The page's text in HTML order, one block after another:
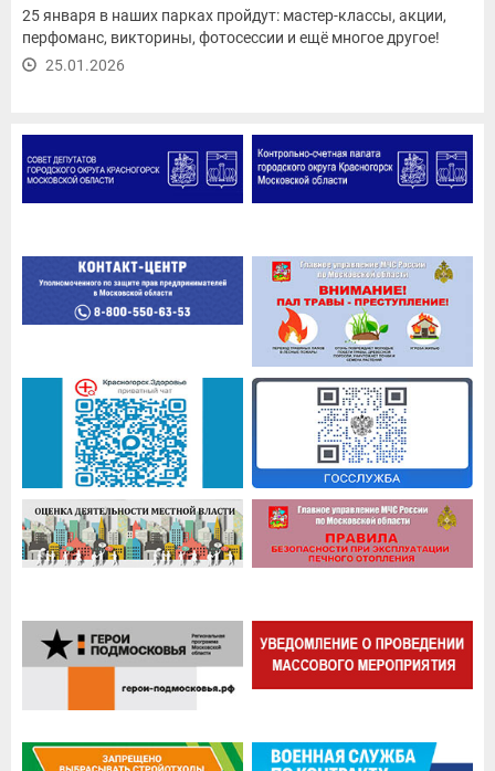
25 января в наших парках пройдут: мастер-классы, акции,
перфоманс, викторины, фотосессии и ещё многое другое!
25.01.2026